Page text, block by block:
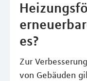
es?
Zur
von Gebäuden